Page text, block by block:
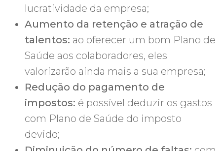
lucratividade da empresa;
Aumento da retenção e atração de
talentos: ao oferecer um bom Plano de
Saúde aos colaboradores, eles
valorizarão ainda mais a sua empresa;
Redução do pagamento de
impostos: é possível deduzir os gastos
com Plano de Saúde do imposto
devido;